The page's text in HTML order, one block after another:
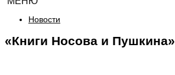
Новости
«Книги Носова и Пушкина»